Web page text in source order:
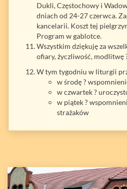
Dukli, Częstochowy i
dniach od 24-27 czerwca.
kancelarii. Koszt tej
Program w gablotce.
Wszystkim dziękuję za
ofiary, życzliwość, modlitwę
W tym tygodniu w liturgii
w środę ?
w czwartek ?
w piątek ?
strażaków